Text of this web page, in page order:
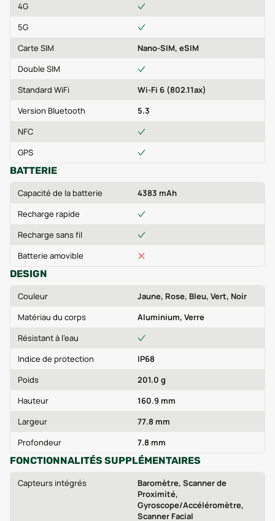
4G
5G
Carte SIM
Nano-SIM, eSIM
Double SIM
Standard WiFi
Wi-Fi 6 (802.11ax)
Version Bluetooth
5.3
NFC
GPS
BATTERIE
Capacité de la batterie
4383 mAh
Recharge rapide
Recharge sans fil
Batterie amovible
DESIGN
Couleur
Jaune, Rose, Bleu, Vert, Noir
Matériau du corps
Aluminium, Verre
Résistant à l'eau
Indice de protection
IP68
Poids
201.0 g
Hauteur
160.9 mm
Largeur
77.8 mm
Profondeur
7.8 mm
FONCTIONNALITÉS SUPPLÉMENTAIRES
Capteurs intégrés
Baromètre, Scanner de
Proximité,
Gyroscope/Accéléromètre,
Scanner Facial